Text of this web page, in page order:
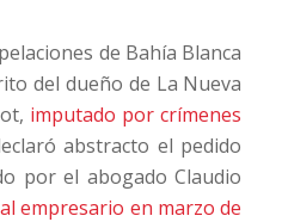
de Bahía Blanca
del dueño de La Nueva
imputado por crímenes
abstracto el pedido
por el abogado Claudio
empresario en marzo de